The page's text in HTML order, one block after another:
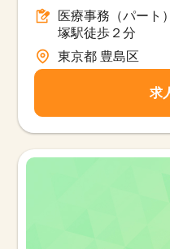
医療事務（パート
塚駅徒歩２分
東京都 豊島区
求
該当件数
17,033 他の